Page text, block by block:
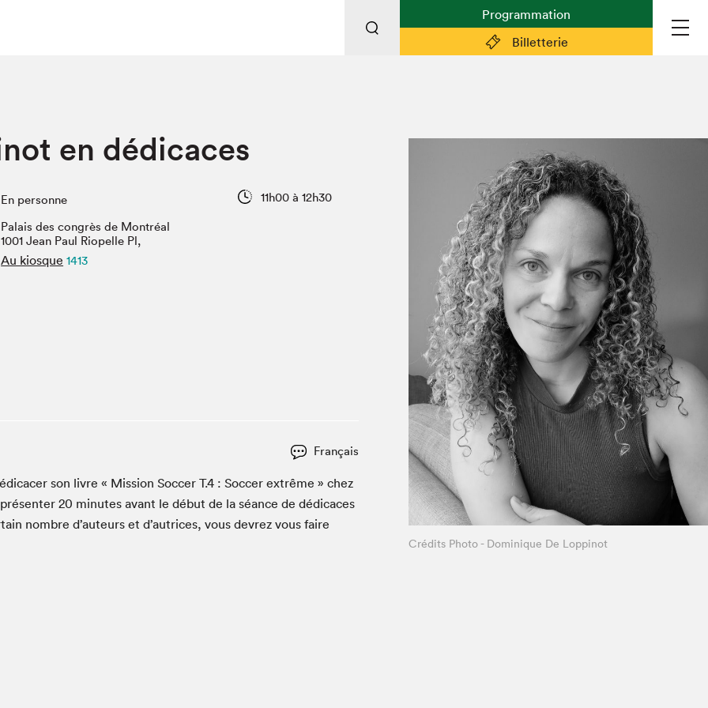
Billetterie
Programmation
Salon
Traiteur
des
À propos
harcèlement
Vitrine du Festival littéraire international Metropolis
bleu
La lecture en cadeau
Planifier sa visite (prix d'entrée,
horaire, info pratiques)
Billetterie: achetez vos billets!
FAQ visiteur·euse·s
Espace professionnel·le·s
Espace enseignant·e·s
Espace médias
Devenir bénévole
Espace exposant·e·s
Le Salon dans la ville, espace
organisateur⋅rice
> SLM Pro
en dédicaces
En personne
11h00 à 12h30
Palais des congrès de Montréal
1001 Jean Paul Riopelle Pl,
Au kiosque 1413
Français
son livre « Mis­sion Soc­cer T.4: Soc­cer extrême » chez
20 min­utes avant le début de la séance de dédi­caces
nom­bre d’auteurs et d’autrices, vous devrez vous faire
Crédits Photo - Dominique De Loppinot